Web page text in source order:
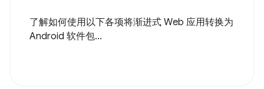
了解如何使用以下各项将渐进式 Web 应用转换为
Android 软件包...